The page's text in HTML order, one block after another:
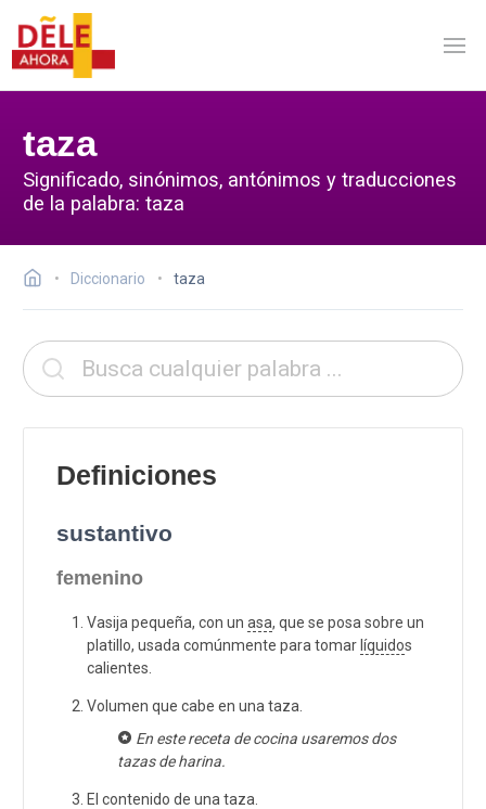
taza
Significado, sinónimos, antónimos y traducciones
de la palabra: taza
Diccionario taza
Definiciones
sustantivo
femenino
Vasija pequeña, con un asa, que se posa sobre un
platillo, usada comúnmente para tomar líquidos
calientes.
Volumen que cabe en una taza.
En este receta de cocina usaremos dos
tazas de harina.
El contenido de una taza.